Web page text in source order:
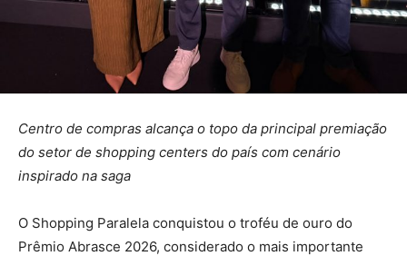
Centro de compras alcança o topo da principal premiação
do setor de shopping centers do país com cenário
inspirado na saga
O Shopping Paralela conquistou o troféu de ouro do
Prêmio Abrasce 2026, considerado o mais importante